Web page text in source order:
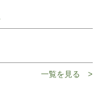
一覧を見る >